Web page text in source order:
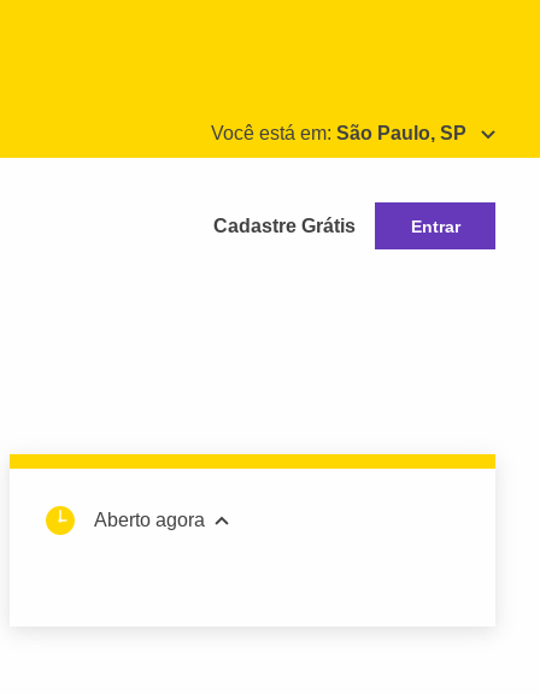
Você está em: São Paulo, SP
Cadastre Grátis Entrar
Aberto agora